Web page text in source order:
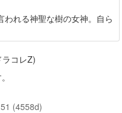
れる神聖な樹の女神。自ら
ラコレZ)
(4558d)